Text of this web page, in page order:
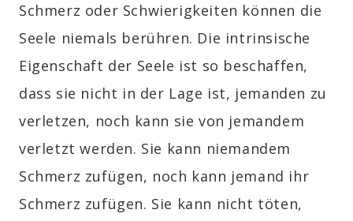
Schmerz oder Schwierigkeiten können die
Seele niemals berühren. Die intrinsische
Eigenschaft der Seele ist so beschaffen,
dass sie nicht in der Lage ist, jemanden zu
verletzen, noch kann sie von jemandem
verletzt werden. Sie kann niemandem
Schmerz zufügen, noch kann jemand ihr
Schmerz zufügen. Sie kann nicht töten,